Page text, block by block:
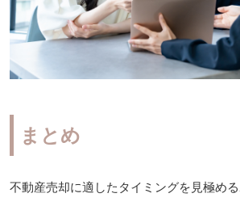
まとめ
不動産売却に適したタイミングを見極める